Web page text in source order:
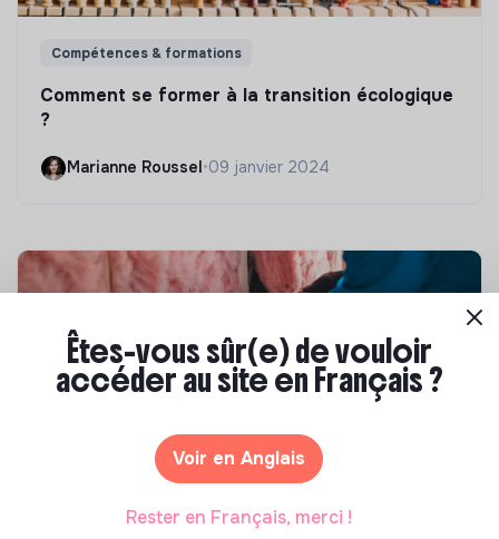
Compétences & formations
Comment se former à la transition écologique
?
Marianne Roussel •09 janvier 2024
Compétences & formations
Top 8 des formations en rénovation
Êtes-vous sûr(e) de vouloir
accéder au site en Français ?
Voir en Anglais
Rester en Français, merci !